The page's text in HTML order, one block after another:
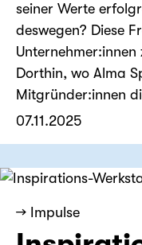
seiner Werte
deswegen? Diese
Dorthin, wo Alma
Mitgründer:innen
07.11.2025
→ Impulse